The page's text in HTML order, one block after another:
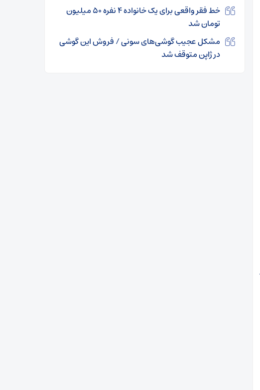
خط فقر واقعی برای یک خانواده ۴ نفره ۵۰ میلیون
تومان شد
مشکل عجیب گوشی‌های سونی / فروش این گوشی
در ژاپن متوقف شد